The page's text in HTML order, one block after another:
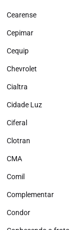
Cearense
Cepimar
Cequip
Chevrolet
Cialtra
Cidade Luz
Ciferal
Clotran
CMA
Comil
Complementar
Condor